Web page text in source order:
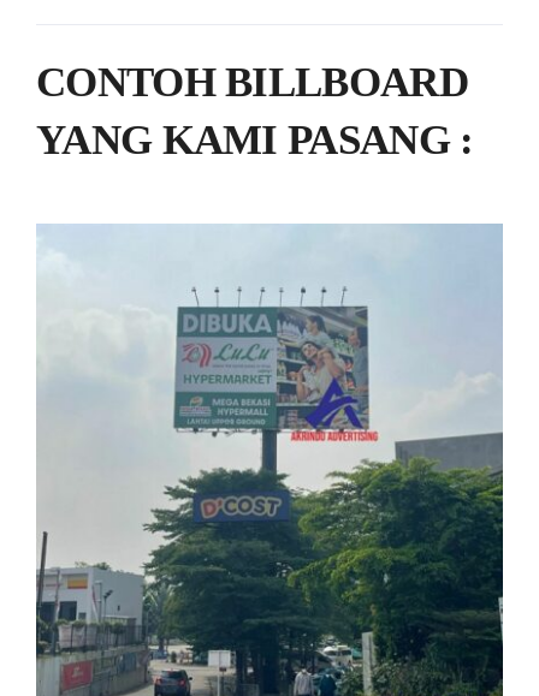
CONTOH BILLBOARD
YANG KAMI PASANG :